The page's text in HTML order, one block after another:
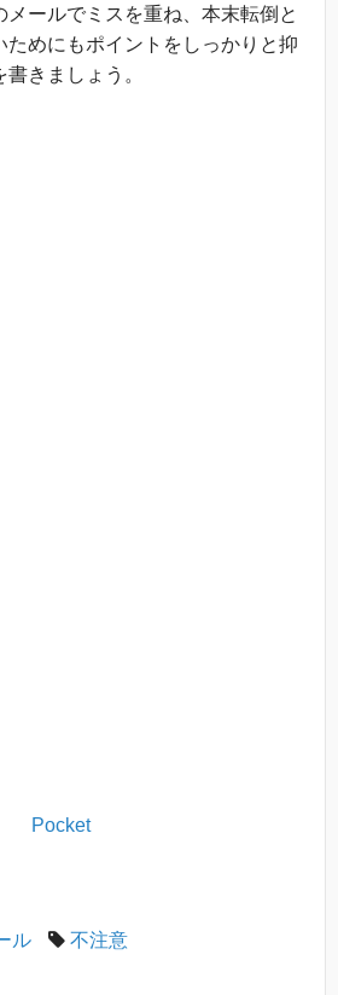
メールでミスを重ね、本末転倒と
ためにもポイントをしっかりと抑
きましょう。
Pocket
ル 不注意